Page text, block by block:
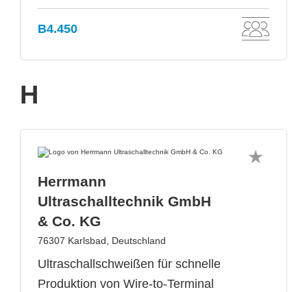
B4.450
H
Herrmann
Ultraschalltechnik GmbH
& Co. KG
76307 Karlsbad, Deutschland
Ultraschallschweißen für schnelle
Produktion von Wire-to-Terminal